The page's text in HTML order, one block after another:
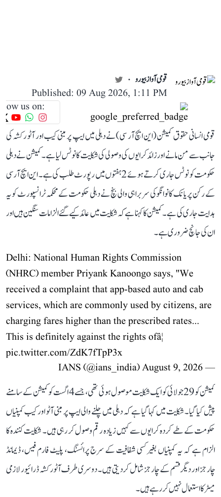
قومی آواز بیورو
Published: 09 Aug 2026, 1:11 PM
us on:
قومی انسانی حقوق کمیشن (این ایچ آر سی) نے دہلی میں ایپ پر مبنی کیب اور آٹو رکشہ کی
جانب سے من مانے اور زائد کرایوں کی وصولی کی شکایت کا نوٹس لیا ہے۔ کمیشن نے دہلی
حکومت کو نوٹس جاری کرتے ہوئے 2 ہفتوں میں رپورٹ طلب کی ہے۔ این ایچ آر سی
کے رکن پریانک کانوانگو کی سربراہی والی بنچ نے دہلی حکومت کے محکمہ ٹرانسپورٹ کو یہ
ہدایت جاری کی ہے۔ کمیشن کا کہنا ہے کہ شکایت میں عائد کیے گئے الزامات سنگین ہیں اور
ان کی جانچ ضروری ہے۔
Delhi: National Human Rights Commission
(NHRC) member Priyank Kanoongo says, "We
received a complaint that app-based auto and cab
services, which are commonly used by citizens, are
charging fares higher than the prescribed rates...
This is definitely against the rights ofâ¦
pic.twitter.com/ZdK7fTpP3x
— IANS (@ians_india)
August 9, 2026
کمیشن کو 29 جولائی کو ایک شکایت موصول ہوئی تھی، جسے 4 اگست کو کمیشن کے سامنے
پیش کیا گیا۔ شکایت میں کہا گیا ہے کہ دہلی میں چلنے والی ایپ پر مبنی آٹو اور کیب کمپنیاں
حکومت کے طے کردہ کرایوں سے کہیں زیادہ رقم وصول کر رہی ہیں۔ شکایت کنندہ کا
الزام ہے کہ یہ کمپنیاں بغیر کسی شفافیت کے سرج پرائسنگ، پلیٹ فارم فیس، ڈیمانڈ
چارجز اور دیگر قسم کے چارجز شامل کر دیتی ہیں۔ دوسری طرف آٹو رکشہ ڈرائیور لازمی
میٹر کا استعمال نہیں کر رہے ہیں۔